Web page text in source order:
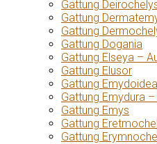
Gattung
Gattung
Gattung
Gattung Dogania
Gattung Elseya –
Gattung Elusor
Gattung Emydoidea
Gattung Emydura
Gattung Emys
Gattung
Gattung